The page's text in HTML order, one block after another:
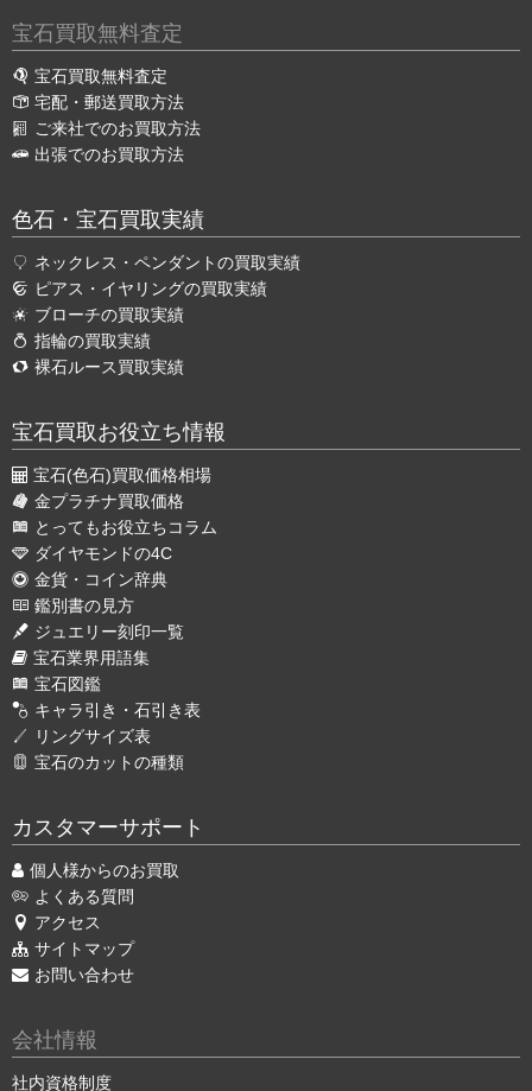
宝石買取無料査定
宝石買取無料査定
宅配・郵送買取方法
ご来社でのお買取方法
出張でのお買取方法
色石・宝石買取実績
ネックレス・ペンダントの買取実績
ピアス・イヤリングの買取実績
ブローチの買取実績
指輪の買取実績
裸石ルース買取実績
宝石買取お役立ち情報
宝石(色石)買取価格相場
金プラチナ買取価格
とってもお役立ちコラム
ダイヤモンドの4C
金貨・コイン辞典
鑑別書の見方
ジュエリー刻印一覧
宝石業界用語集
宝石図鑑
キャラ引き・石引き表
リングサイズ表
宝石のカットの種類
カスタマーサポート
個人様からのお買取
よくある質問
アクセス
サイトマップ
お問い合わせ
会社情報
社内資格制度